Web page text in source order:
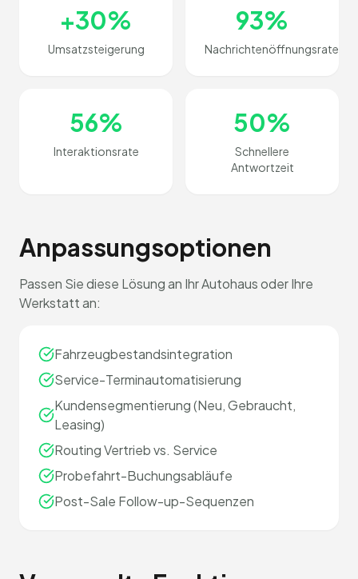
+30%
Umsatzsteigerung
93%
Nachrichtenöffnungsrate
56%
Interaktionsrate
50%
Schnellere
Antwortzeit
Anpassungsoptionen
Passen Sie diese Lösung an Ihr Autohaus oder Ihre
Werkstatt an:
Fahrzeugbestandsintegration
Service-Terminautomatisierung
Kundensegmentierung (Neu, Gebraucht,
Leasing)
Routing Vertrieb vs. Service
Probefahrt-Buchungsabläufe
Post-Sale Follow-up-Sequenzen